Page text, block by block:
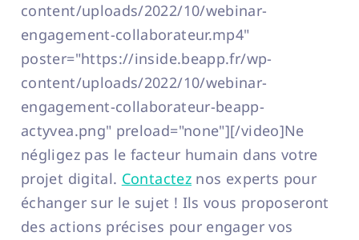
content/uploads/2022/10/webinar-
engagement-collaborateur.mp4"
poster="https://inside.beapp.fr/wp-
content/uploads/2022/10/webinar-
engagement-collaborateur-beapp-
actyvea.png" preload="none"][/video]Ne
négligez pas le facteur humain dans votre
projet digital. Contactez nos experts pour
échanger sur le sujet ! Ils vous proposeront
des actions précises pour engager vos